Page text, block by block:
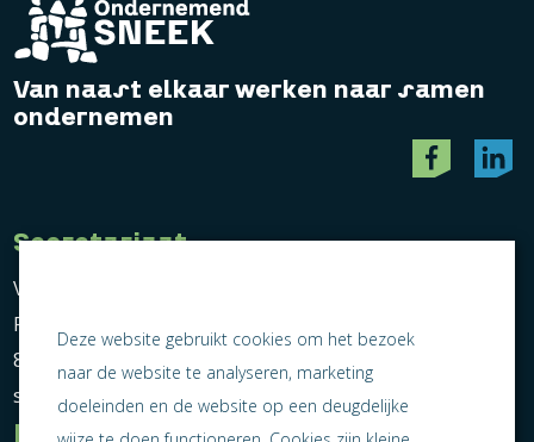
Van naast elkaar werken naar samen
ondernemen
Secretariaat
Vereniging Ondernemend Sneek
Postbus 464
8600 AL Sneek
secretariaat@ondernemendsneek.nl
Informatie
Deze website gebruikt cookies om het bezoek
naar de website te analyseren, marketing
doeleinden en de website op een deugdelijke